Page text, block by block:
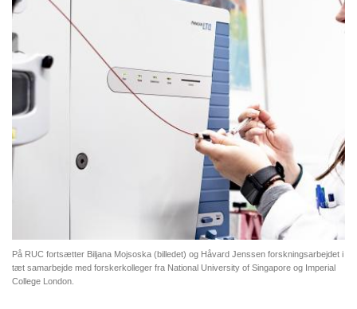
På RUC fortsætter Biljana Mojsoska (billedet) og Håvard Jenssen forskningsarbejdet i
tæt samarbejde med forskerkolleger fra National University of Singapore og Imperial
College London.